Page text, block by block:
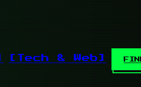
[Tech & Web]